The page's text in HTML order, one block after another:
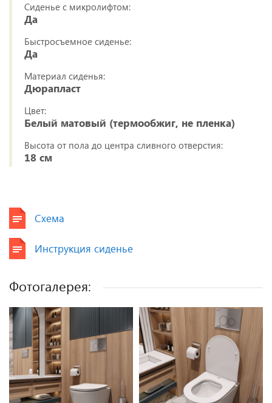
Сиденье с микролифтом:
Да
Быстросъемное сиденье:
Да
Материал сиденья:
Дюрапласт
Цвет:
Белый матовый (термообжиг, не пленка)
Высота от пола до центра сливного отверстия:
18 см
Схема
Инструкция сиденье
Фотогалерея: